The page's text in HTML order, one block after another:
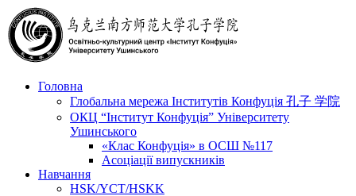
Головна
Глобальна мережа Інститутів Конфуція 孔子 学院
ОКЦ “Інститут Конфуція” Університету
Ушинського
«Клас Конфуція» в ОСШ №117
Асоціації випускників
Навчання
HSK/YCT/HSKK